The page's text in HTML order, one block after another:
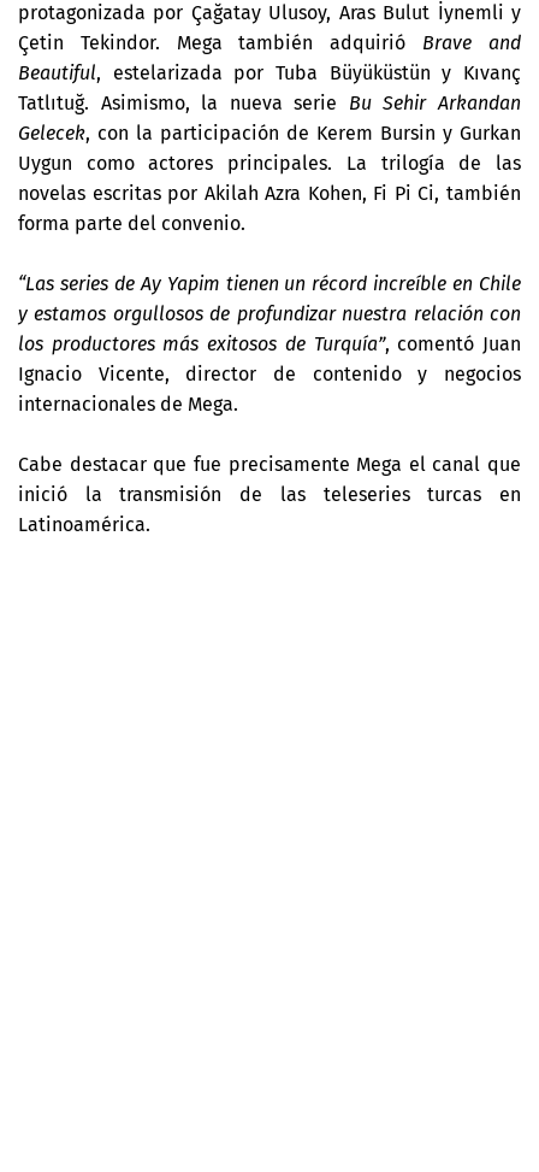
protagonizada por Çağatay Ulusoy, Aras Bulut İynemli y
Çetin Tekindor. Mega también adquirió Brave and
Beautiful, estelarizada por Tuba Büyüküstün y Kıvanç
Tatlıtuğ. Asimismo, la nueva serie Bu Sehir Arkandan
Gelecek, con la participación de Kerem Bursin y Gurkan
Uygun como actores principales. La trilogía de las
novelas escritas por Akilah Azra Kohen, Fi Pi Ci, también
forma parte del convenio.
“Las series de Ay Yapim tienen un récord increíble en Chile
y estamos orgullosos de profundizar nuestra relación con
los productores más exitosos de Turquía”, comentó Juan
Ignacio Vicente, director de contenido y negocios
internacionales de Mega.
Cabe destacar que fue precisamente Mega el canal que
inició la transmisión de las teleseries turcas en
Latinoamérica.